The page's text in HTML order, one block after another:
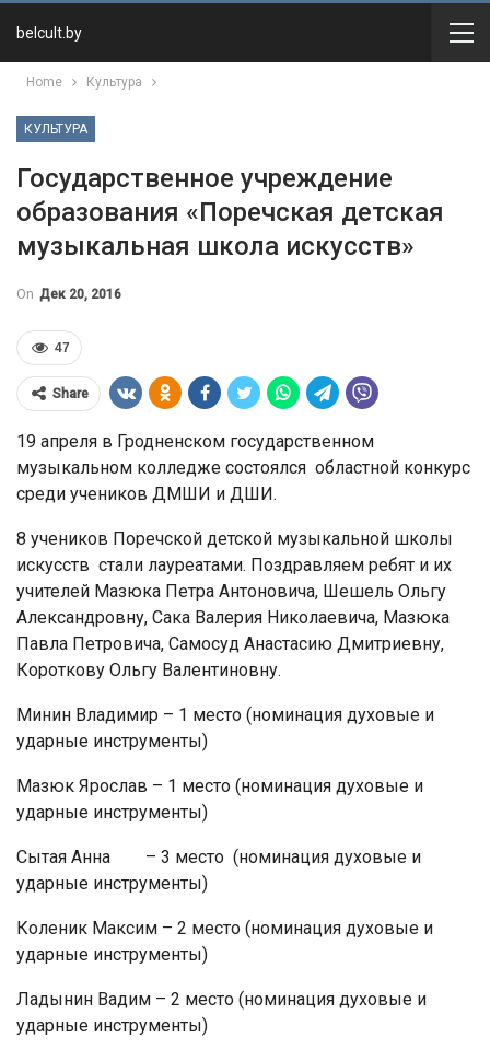
belcult.by
Home Культура
КУЛЬТУРА
Государственное учреждение
образования «Поречская детская
музыкальная школа искусств»
On Дек 20, 2016
47
Share
19 апреля в Гродненском государственном
музыкальном колледже состоялся областной конкурс
среди учеников ДМШИ и ДШИ.
8 учеников Поречской детской музыкальной школы
искусств стали лауреатами. Поздравляем ребят и их
учителей Мазюка Петра Антоновича, Шешель Ольгу
Александровну, Сака Валерия Николаевича, Мазюка
Павла Петровича, Самосуд Анастасию Дмитриевну,
Короткову Ольгу Валентиновну.
Минин Владимир – 1 место (номинация духовые и
ударные инструменты)
Мазюк Ярослав – 1 место (номинация духовые и
ударные инструменты)
Сытая Анна – 3 место (номинация духовые и
ударные инструменты)
Коленик Максим – 2 место (номинация духовые и
ударные инструменты)
Ладынин Вадим – 2 место (номинация духовые и
ударные инструменты)